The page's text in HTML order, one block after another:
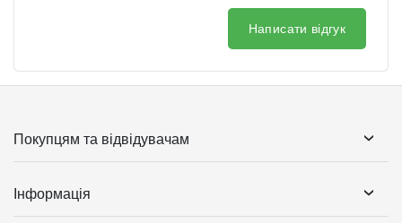
Написати відгук
Покупцям та відвідувачам
Інформація